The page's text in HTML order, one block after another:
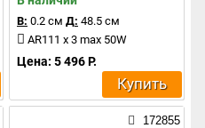
В: 0.2 см Д: 48.5 см
AR111 x 3 max 50W
Цена: 5 496 Р.
Купить
172855